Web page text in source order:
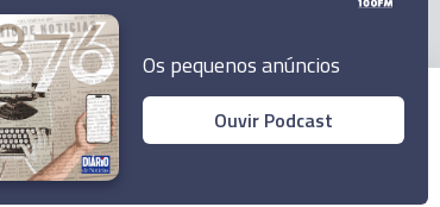
© 2023 Empresa Diário de Notícias, Lda.
Os pequenos anúncios
Ouvir Podcast